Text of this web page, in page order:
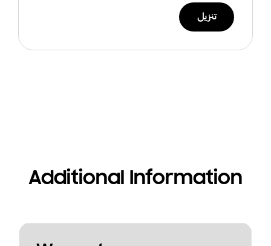
تنزيل
Additional Information